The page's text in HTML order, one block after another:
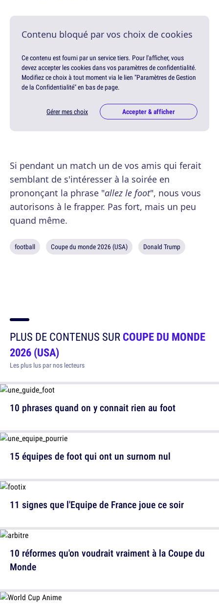
Contenu bloqué par vos choix de cookies
Ce contenu est fourni par un service tiers. Pour l'afficher, vous
devez accepter les cookies dans vos paramètres de confidentialité.
Modifiez ce choix à tout moment via le lien "Paramètres de Gestion
de la Confidentialité" en bas de page.
Gérer mes choix Accepter & afficher
Si pendant un match un de vos amis qui ferait
semblant de s'intéresser à la soirée en
prononçant la phrase "allez le foot", nous vous
autorisons à le frapper. Pas fort, mais un peu
quand même.
football Coupe du monde 2026 (USA) Donald Trump
PLUS DE CONTENUS SURCOUPE DU MONDE
2026 (USA)
Les plus lus par nos lecteurs
10 phrases quand on y connait rien au foot
11 signes que l'Equipe de France joue ce soir
15 équipes de foot qui ont un surnom nul
10 réformes qu'on voudrait vraiment à la Coupe du
Monde